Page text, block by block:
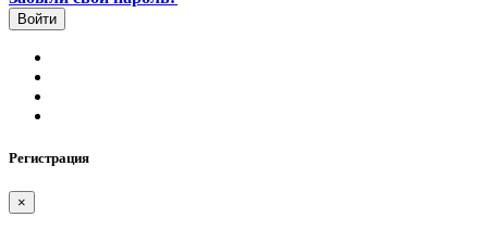
Регистрация
×